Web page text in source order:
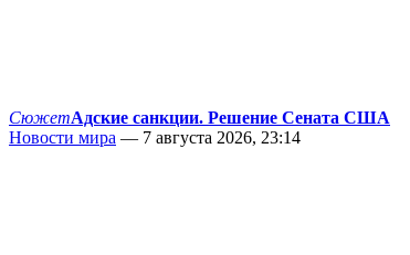
СюжетАдские санкции. Решение Сената США
Новости мира — 7 августа 2026, 23:14